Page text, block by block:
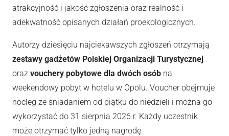
atrakcyjność i jakość zgłoszenia oraz realność i
adekwatność opisanych działań proekologicznych.
Autorzy dziesięciu najciekawszych zgłoszeń otrzymają
zestawy gadżetów Polskiej Organizacji Turystycznej
oraz vouchery pobytowe dla dwóch osób na
weekendowy pobyt w hotelu w Opolu. Voucher obejmuje
nocleg ze śniadaniem od piątku do niedzieli i można go
wykorzystać do 31 sierpnia 2026 r. Każdy uczestnik
może otrzymać tylko jedną nagrodę.